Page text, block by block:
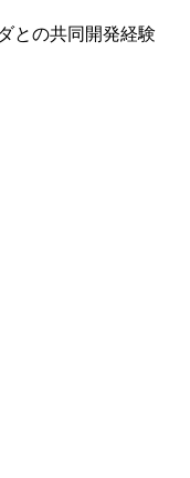
との共同開発経験